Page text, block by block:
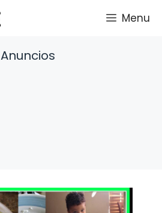
Menu
Anuncios